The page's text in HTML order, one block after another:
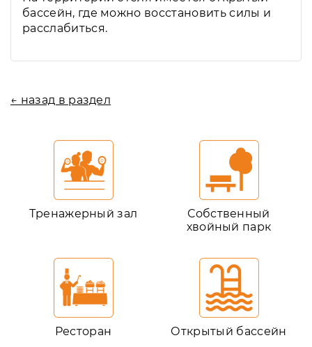
бассейн, где можно восстановить силы и
расслабиться.
← назад в раздел
Тренажерный зал
Собственный
хвойный парк
Ресторан Открытый бассейн